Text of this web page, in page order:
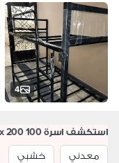
4
استكشف اسرة 100 x 200 حسب الخامة
معدني
خشبي